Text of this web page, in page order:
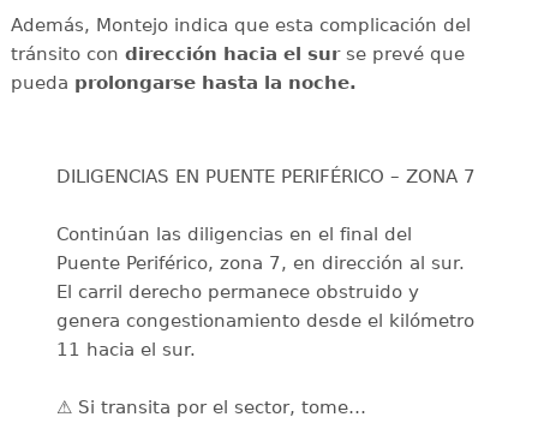
Además, Montejo indica que esta complicación del
tránsito con dirección hacia el surse prevé que
pueda prolongarse hasta la noche.
DILIGENCIAS EN PUENTE PERIFÉRICO – ZONA 7
Continúan las diligencias en el final del
Puente Periférico, zona 7, en dirección al sur.
El carril derecho permanece obstruido y
genera congestionamiento desde el kilómetro
11 hacia el sur.
⚠️ Si transita por el sector, tome…